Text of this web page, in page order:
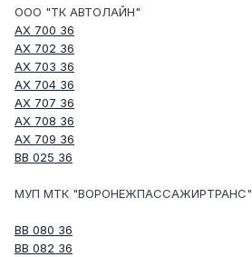
ООО "ТК АВТОЛАЙН"
АХ 700 36
АХ 702 36
АХ 703 36
АХ 704 36
АХ 707 36
АХ 708 36
АХ 709 36
ВВ 025 36
МУП МТК "ВОРОНЕЖПАССАЖИРТРАНС"
ВВ 080 36
ВВ 082 36